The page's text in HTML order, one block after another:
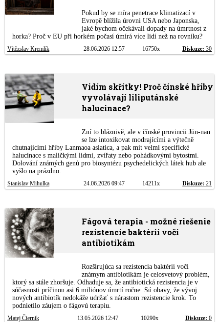
Pokud by se míra penetrace klimatizací v
Evropě blížila úrovni USA nebo Japonska,
jaké bychom očekávali dopady na úmrtnost z
horka? Proč v EU při horkém počasí úmírá více lidí než na rovníku?
Vítězslav Kremlík 28.06.2026 12:57 16750x Diskuze: 30
Vidím skřítky! Proč čínské hřiby
vyvolávají liliputánské
halucinace?
Zní to bláznivě, ale v čínské provincii Jün-nan
se lze intoxikovat modrajícími a výtečně
chutnajícími hřiby Lanmaoa asiatica, a pak mít velmi specifické
halucinace s maličkými lidmi, zvířaty nebo pohádkovými bytostmi.
Dolování známých genů pro biosyntézu psychedelických látek hub ale
vyšlo na prázdno.
Stanislav Mihulka 24.06.2026 09:47 14211x Diskuze: 21
Fágová terapia - možné riešenie
rezistencie baktérii voči
antibiotikám
Rozširujúca sa rezistencia baktérii voči
známym antibiotikám je celosvetový problém,
ktorý sa stále zhoršuje. Odhaduje sa, že antibiotická rezistencia je v
súčasnosti príčinou asi 6 miliónov úmrtí ročne. Sú obavy, že vývoj
nových antibiotík nedokáže udržať s nárastom rezistencie krok. To
podnietilo záujem o fágovú terapiu.
Matej Čiernik 13.05.2026 12:47 10290x Diskuze: 0